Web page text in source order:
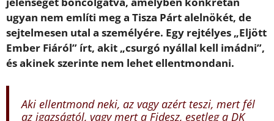
ugyan nem említi meg a Tisza Párt alelnökét, de
sejtelmesen utal a személyére. Egy rejtélyes „Eljött
Ember Fiáról” írt, akit „csurgó nyállal kell imádni”,
és akinek szerinte nem lehet ellentmondani.
Aki ellentmond neki, az vagy azért teszi, mert fél
az igazságtól, vagy mert a Fidesz, esetleg a DK